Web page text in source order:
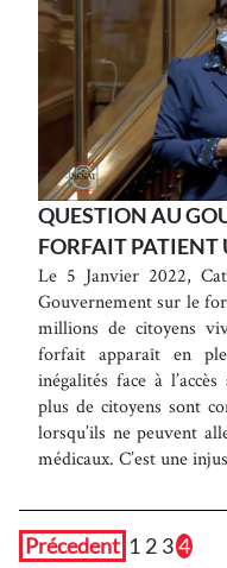
QUESTION AU
FORFAIT PATIENT
Le 5 Janvier 2022,
Gouvernement sur le
millions de citoyens
forfait apparaît en
inégalités face à
plus de citoyens sont
lorsqu’ils ne peuvent
médicaux. C’est une
Précedent 1 2 34